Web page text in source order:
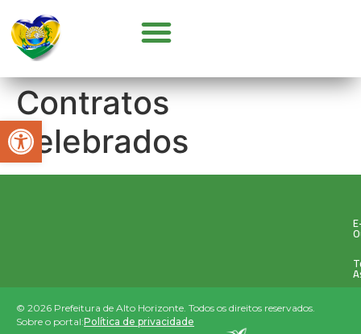
Contratos
celebrados
© 2026 Prefeitura de Alto Horizonte. Todos os direitos reservados.
Sobre o portal:Política de privacidade
Abrir a barra de ferramentas